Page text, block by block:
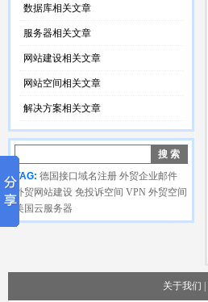
数据库相关文章
服务器相关文章
网站建设相关文章
网站空间相关文章
解决方案相关文章
TAG: 德国接口域名注册 外贸企业邮件
外贸网站建设 免投诉空间 VPN 外贸空间
美国云服务器
关于我们